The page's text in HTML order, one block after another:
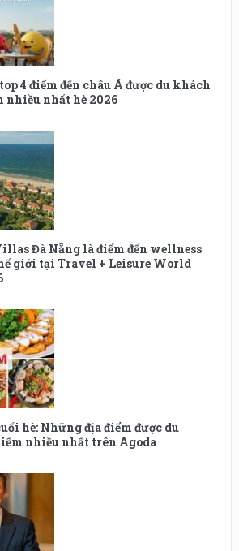
4 điểm đến châu Á được du khách
nhiều nhất hè 2026
Đà Nẵng là điểm đến wellness
giới tại Travel + Leisure World
hè: Những địa điểm được du
nhiều nhất trên Agoda